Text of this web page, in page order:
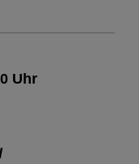
Uhr